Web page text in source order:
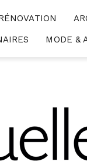
MODE &